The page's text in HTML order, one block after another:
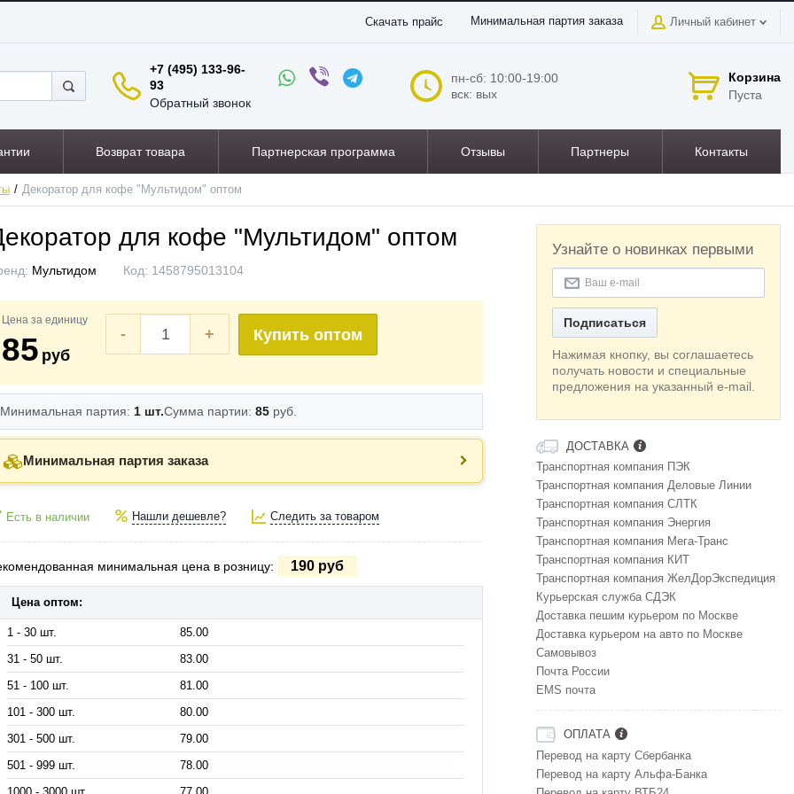
Скачать прайс Минимальная партия заказа Личный кабинет
+7 (495) 133-96-
93
Обратный звонок
пн-сб: 10:00-19:00
вск: вых
Корзина
Пуста
Возврат товара Партнерская программа Отзывы Партнеры Контакты
Декоратор для кофе "Мультидом" оптом
для кофе "Мультидом" оптом
Мультидом Код: 1458795013104
Цена за единицу
85 руб
- + Купить оптом
Минимальная партия: 1 шт.Сумма партии: 85 руб.
Минимальная партия заказа
Есть в наличии Нашли дешевле? Следить за товаром
минимальная цена в розницу: 190 руб
Цена оптом:
1 - 30 шт.
85.00
31 - 50 шт.
83.00
51 - 100 шт.
81.00
101 - 300 шт.
80.00
301 - 500 шт.
79.00
501 - 999 шт.
78.00
Узнайте о новинках первыми
Подписаться
Нажимая кнопку, вы соглашаетесь
получать новости и специальные
предложения на указанный e-mail.
ДОСТАВКА
Транспортная компания ПЭК
Транспортная компания Деловые Линии
Транспортная компания СЛТК
Транспортная компания Энергия
Транспортная компания Мега-Транс
Транспортная компания КИТ
Транспортная компания ЖелДорЭкспедиция
Курьерская служба СДЭК
Доставка пешим курьером по Москве
Доставка курьером на авто по Москве
Самовывоз
Почта России
EMS почта
ОПЛАТА
Перевод на карту Сбербанка
Перевод на карту Альфа-Банка